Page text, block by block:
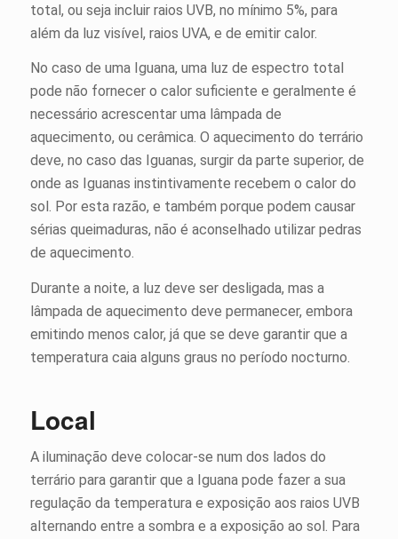
total, ou seja incluir raios UVB, no mínimo 5%, para
além da luz visível, raios UVA, e de emitir calor.
No caso de uma Iguana, uma luz de espectro total
pode não fornecer o calor suficiente e geralmente é
necessário acrescentar uma lâmpada de
aquecimento, ou cerâmica. O aquecimento do terrário
deve, no caso das Iguanas, surgir da parte superior, de
onde as Iguanas instintivamente recebem o calor do
sol. Por esta razão, e também porque podem causar
sérias queimaduras, não é aconselhado utilizar pedras
de aquecimento.
Durante a noite, a luz deve ser desligada, mas a
lâmpada de aquecimento deve permanecer, embora
emitindo menos calor, já que se deve garantir que a
temperatura caia alguns graus no período nocturno.
Local
A iluminação deve colocar-se num dos lados do
terrário para garantir que a Iguana pode fazer a sua
regulação da temperatura e exposição aos raios UVB
alternando entre a sombra e a exposição ao sol. Para